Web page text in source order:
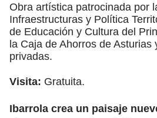
Obra artística patrocinada por
Infraestructuras y Política
de Educación y Cultura del
la Caja de Ahorros de Asturias
privadas.
Visita: Gratuita.
Ibarrola crea un paisaje